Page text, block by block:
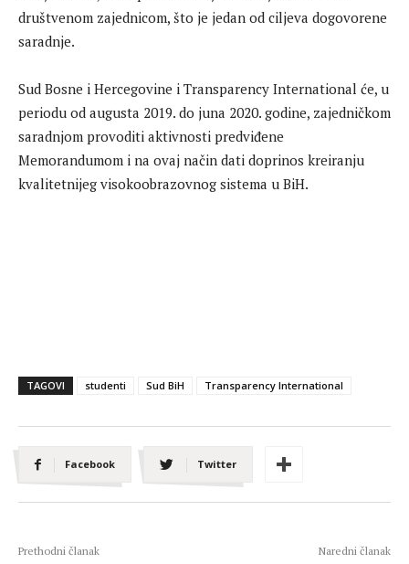
društvenom zajednicom, što je jedan od ciljeva dogovorene
saradnje.
Sud Bosne i Hercegovine i Transparency International će, u
periodu od augusta 2019. do juna 2020. godine, zajedničkom
saradnjom provoditi aktivnosti predviđene
Memorandumom i na ovaj način dati doprinos kreiranju
kvalitetnijeg visokoobrazovnog sistema u BiH.
TAGOVI studenti Sud BiH Transparency International
Facebook Twitter
Prethodni članak Naredni članak